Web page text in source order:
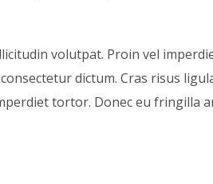
volutpat. Proin vel
dictum. Cras risus
tortor. Donec eu fringilla